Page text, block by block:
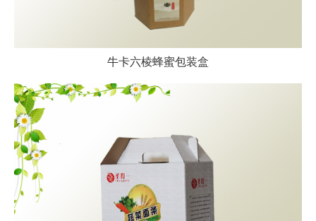
牛卡六棱蜂蜜包装盒